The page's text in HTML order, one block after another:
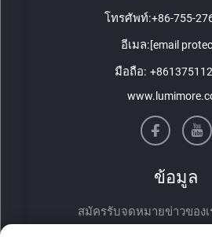
โทรศัพท์:+86-755-
อีเมล:[email
มือถือ:
ข้อมูล
สมัครรับจดหมายข่าวของ